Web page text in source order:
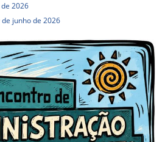
2026
junho de 2026